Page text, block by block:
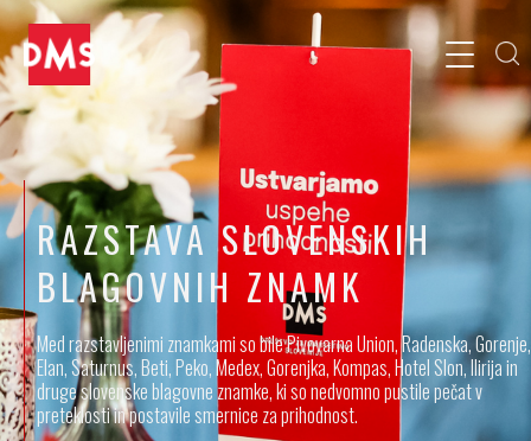
RAZSTAVA SLOVENSKIH
BLAGOVNIH ZNAMK
Med razstavljenimi znamkami so bile Pivovarna Union, Radenska, Gorenje,
Elan, Saturnus, Beti, Peko, Medex, Gorenjka, Kompas, Hotel Slon, Ilirija in
druge slovenske blagovne znamke, ki so nedvomno pustile pečat v
preteklosti in postavile smernice za prihodnost.